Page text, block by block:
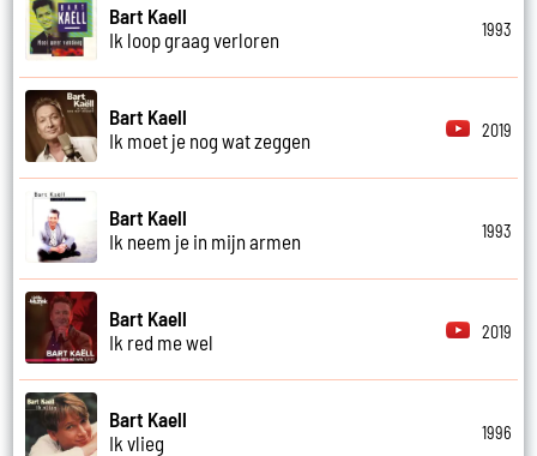
Bart Kaell
Ik loop graag verloren
1993
Bart Kaell
Ik moet je nog wat zeggen
2019
Bart Kaell
Ik neem je in mijn armen
1993
Bart Kaell
Ik red me wel
2019
Bart Kaell
Ik vlieg
1996